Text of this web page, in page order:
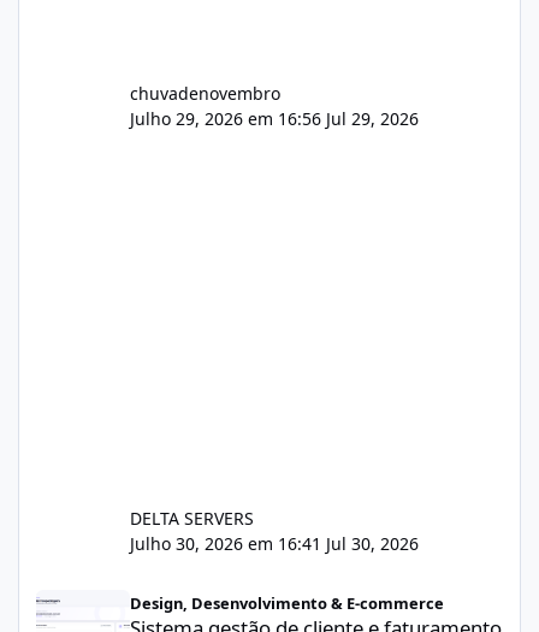
chuvadenovembro
Julho 29, 2026 em 16:56 Jul 29, 2026
DELTA SERVERS
Julho 30, 2026 em 16:41 Jul 30, 2026
Design, Desenvolvimento & E-commerce